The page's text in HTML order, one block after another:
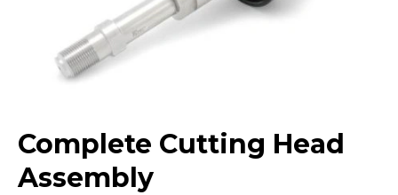
Complete Cutting Head
Assembly